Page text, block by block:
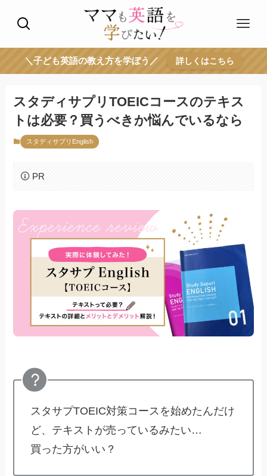
＼子ども英語の教え方を学ぼう／ 詳しくはこちら
スタディサプリTOEICコースのテキス
トは必要？買うべきか悩んでいるなら
スタディサプリEnglish
PR
スタサプTOEIC対策コースを始めたんだけ
ど、テキストが売っているみたい…
買った方がいい？